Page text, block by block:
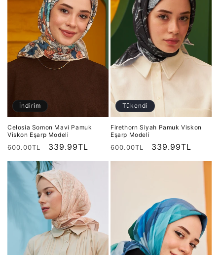
İndirim
Celosia Somon Mavi Pamuk
Viskon Eşarp Modeli
Normal
600.00TL
İndirimli
339.99TL
Tükendi
Firethorn Siyah Pamuk Viskon
Eşarp Modeli
Normal
600.00TL
İndirimli
339.99TL